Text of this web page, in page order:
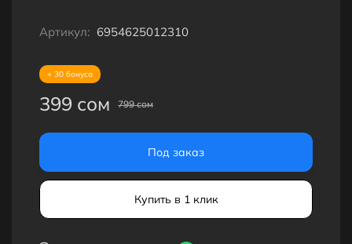
Артикул: 6954625012310
+ 30 бонуса
399 сом 799 сом
Под заказ
Купить в 1 клик